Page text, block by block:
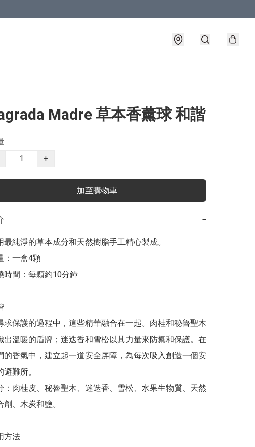
Madre 草本香薰球 和諧
+
加至購物車
−
最純淨的草本成分和天然樹脂手工精心製成。
：一盒4顆
時間：每顆約10分鐘
求保護的過程中，這些精華融合在一起。肉桂和秘魯聖木
出溫暖的盾牌；迷迭香和雪松以其力量來防禦和保護。在
的香氣中，建立起一道安全屏障，為每次吸入創造一個安
避難所。
：肉桂皮、秘魯聖木、迷迭香、雪松、水果生物質、天然
劑、木炭和鹽。
方法